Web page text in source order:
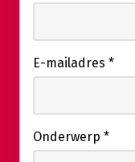
E-mailadres *
Onderwerp *